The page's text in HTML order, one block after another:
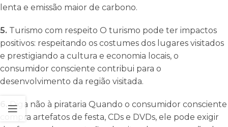
lenta e emissão maior de carbono.
5. Turismo com respeito O turismo pode ter impactos
positivos: respeitando os costumes dos lugares visitados
e prestigiando a cultura e economia locais, o
consumidor consciente contribui para o
desenvolvimento da região visitada.
Diga não à pirataria Quando o consumidor consciente
compra artefatos de festa, CDs e DVDs, ele pode exigir